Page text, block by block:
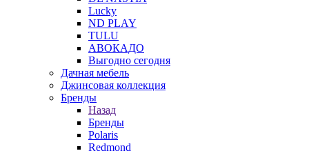
Lucky
ND PLAY
TULU
АВОКАДО
Выгодно сегодня
Дачная мебель
Джинсовая коллекция
Бренды
Назад
Бренды
Polaris
Redmond